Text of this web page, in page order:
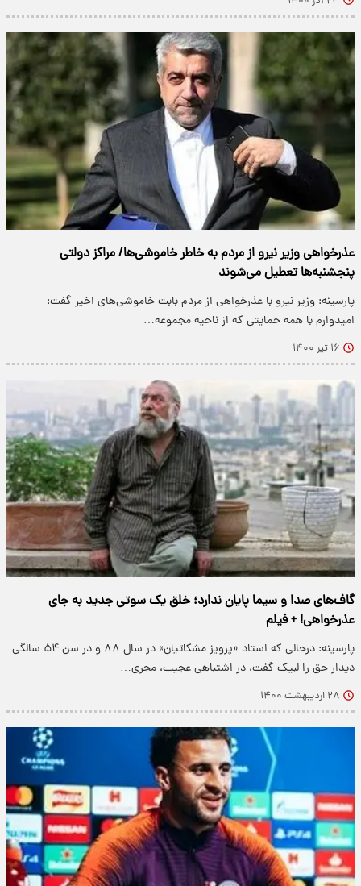
عذرخواهی وزیر نیرو از مردم به خاطر خاموشی‌ها/ مراکز دولتی
پنجشنبه‌‌ها تعطیل می‌شوند
پارسینه: وزیر نیرو با عذرخواهی از مردم بابت خاموشی‌های اخیر گفت:
امیدوارم با همه حمایتی که از ناحیه مجموعه…
۱۶ تیر ۱۴۰۰
گاف‌های صدا و سیما پایان ندارد؛ خلق یک سوتی جدید به جای
عذرخواهی! + فیلم
پارسینه: درحالی که استاد «پرویز مشکاتیان» در سال ۸۸ و در سن ۵۴ سالگی
دیدار حق را لبیک گفت، در اشتباهی عجیب، مجری…
۲۸ اردیبهشت ۱۴۰۰